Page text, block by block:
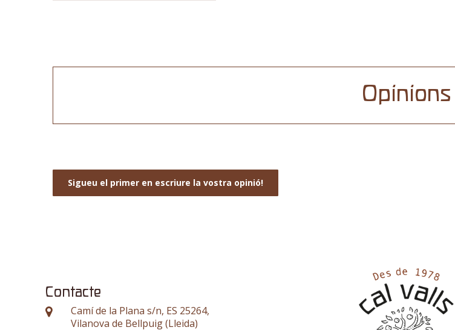
Opinions
Sigueu el primer en escriure la vostra opinió!
Contacte
Camí de la Plana s/n, ES 25264,
Vilanova de Bellpuig (Lleida)